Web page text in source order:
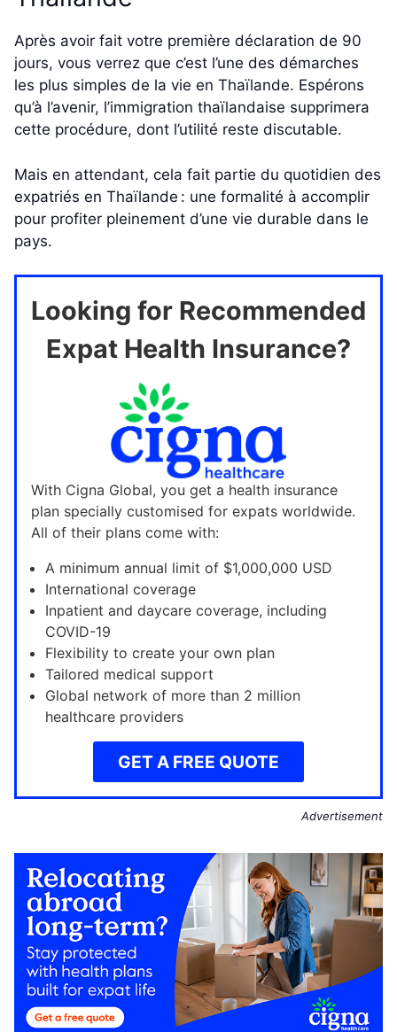
Après avoir fait votre première déclaration de 90
jours, vous verrez que c’est l’une des démarches
les plus simples de la vie en Thaïlande. Espérons
qu’à l’avenir, l’immigration thaïlandaise supprimera
cette procédure, dont l’utilité reste discutable.
Mais en attendant, cela fait partie du quotidien des
expatriés en Thaïlande : une formalité à accomplir
pour profiter pleinement d’une vie durable dans le
pays.
Looking for Recommended
Expat Health Insurance?
With Cigna Global, you get a health insurance
plan specially customised for expats worldwide.
All of their plans come with:
A minimum annual limit of $1,000,000 USD
International coverage
Inpatient and daycare coverage, including
COVID-19
Flexibility to create your own plan
Tailored medical support
Global network of more than 2 million
healthcare providers
GET A FREE QUOTE
Advertisement